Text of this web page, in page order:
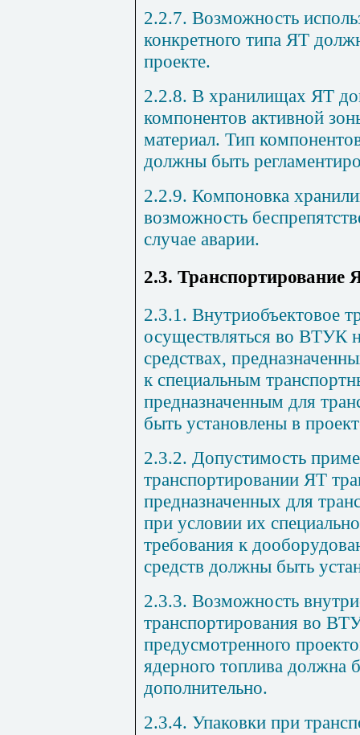
2.2.7. Возможность
конкретного типа ЯТ
проекте.
2.2.8. В хранилищах ЯТ
компонентов активной
материал. Тип
должны быть
2.2.9. Компоновка
возможность
случае аварии.
2.3. Транспортирование
2.3.1. Внутриобъектовое
осуществляться во ВТУК
средствах,
к специальным
предназначенным для
быть установлены в
2.3.2. Допустимость
транспортировании ЯТ
предназначенных для
при условии их
требования к
средств должны быть
2.3.3. Возможность
транспортирования во
предусмотренного
ядерного топлива должна
дополнительно.
2.3.4. Упаковки при